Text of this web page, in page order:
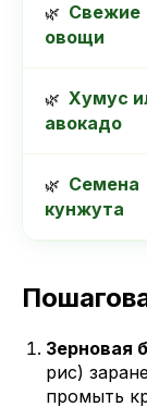
Свежие
овощи
Хумус
авокадо
Семена
кунжута
Зерновая
рис)
промыть